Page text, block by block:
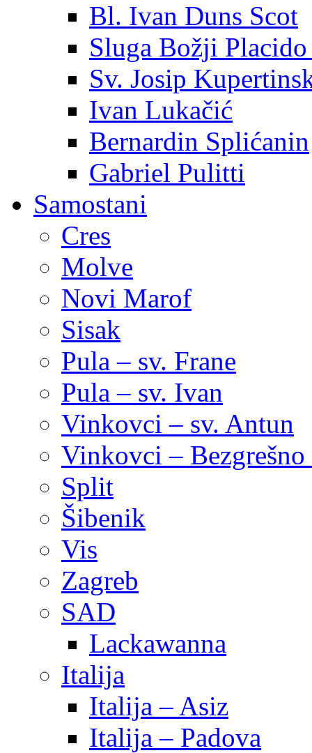
Bl. Ivan Duns Scot
Sluga Božji Placido
Sv. Josip
Ivan Lukačić
Bernardin Splićanin
Gabriel Pulitti
Samostani
Cres
Molve
Novi Marof
Sisak
Pula – sv. Frane
Pula – sv. Ivan
Vinkovci – sv. Antun
Vinkovci –
Split
Šibenik
Vis
Zagreb
SAD
Lackawanna
Italija
Italija – Asiz
Italija – Padova